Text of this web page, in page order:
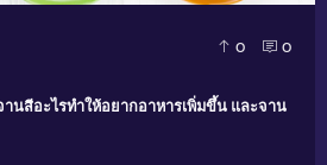
0 0
นสีอะไรทำให้อยากอาหารเพิ่มขึ้น และจาน